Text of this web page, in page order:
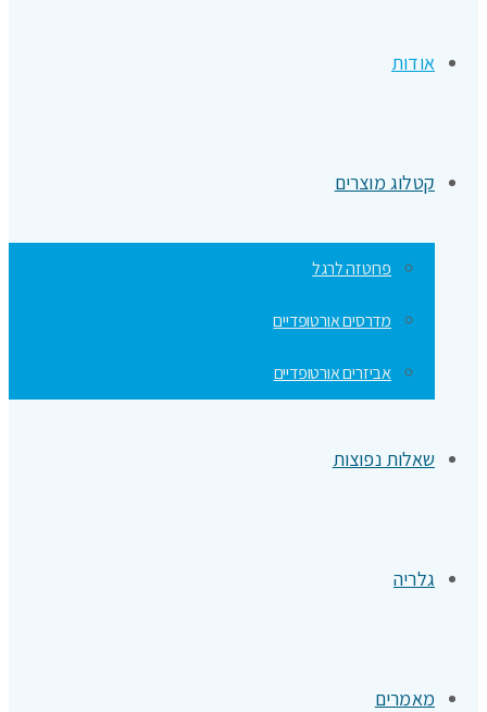
אודות
קטלוג מוצרים
פרוטזה לרגל
מדרסים אורטופדיים
אביזרים אורטופדיים
שאלות נפוצות
גלריה
מאמרים